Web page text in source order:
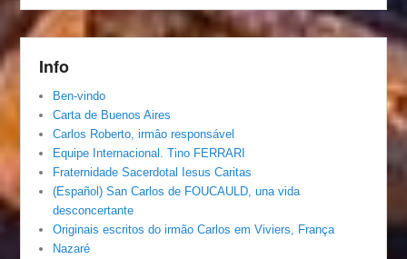
Info
Ben-vindo
Carta de Buenos Aires
Carlos Roberto, irmâo responsável
Equipe Internacional. Tino FERRARI
Fraternidade Sacerdotal Iesus Caritas
(Español) San Carlos de FOUCAULD, una vida
desconcertante
Originais escritos do irmão Carlos em Viviers, França
Nazaré